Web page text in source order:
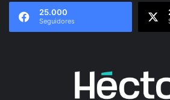
25.000
Seguidores